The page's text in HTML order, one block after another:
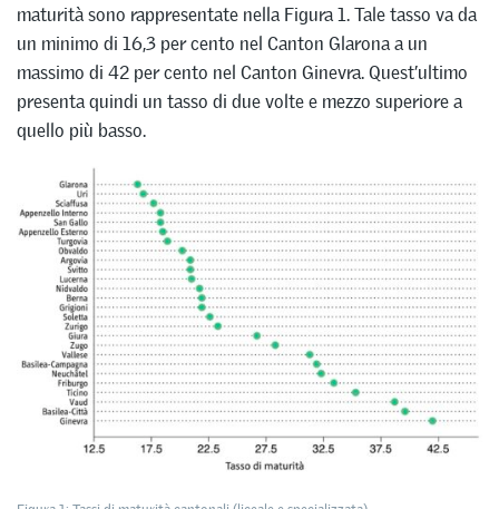
maturità sono rappresentate nella Figura 1. Tale tasso va da
un minimo di 16,3 per cento nel Canton Glarona a un
massimo di 42 per cento nel Canton Ginevra. Quest’ultimo
presenta quindi un tasso di due volte e mezzo superiore a
quello più basso.